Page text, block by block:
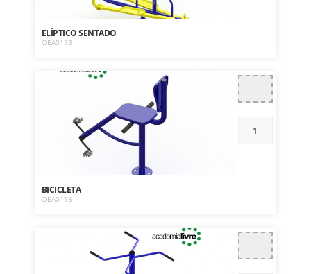
ELÍPTICO SENTADO
OEA0113
BICICLETA
OEA0115